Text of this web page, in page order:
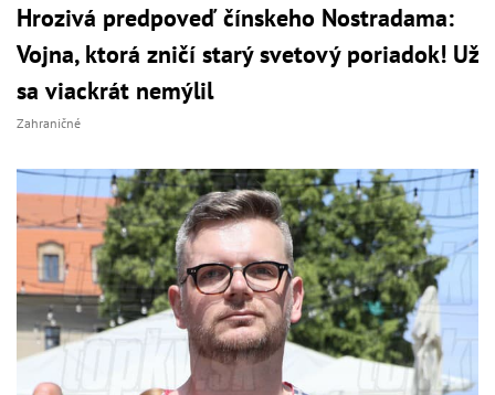
Hrozivá predpoveď čínskeho Nostradama:
Vojna, ktorá zničí starý svetový poriadok! Už
sa viackrát nemýlil
Zahraničné